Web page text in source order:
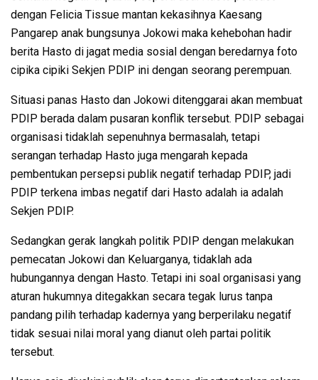
dengan Felicia Tissue mantan kekasihnya Kaesang
Pangarep anak bungsunya Jokowi maka kehebohan hadir
berita Hasto di jagat media sosial dengan beredarnya foto
cipika cipiki Sekjen PDIP ini dengan seorang perempuan.
Situasi panas Hasto dan Jokowi ditenggarai akan membuat
PDIP berada dalam pusaran konflik tersebut. PDIP sebagai
organisasi tidaklah sepenuhnya bermasalah, tetapi
serangan terhadap Hasto juga mengarah kepada
pembentukan persepsi publik negatif terhadap PDIP, jadi
PDIP terkena imbas negatif dari Hasto adalah ia adalah
Sekjen PDIP.
Sedangkan gerak langkah politik PDIP dengan melakukan
pemecatan Jokowi dan Keluarganya, tidaklah ada
hubungannya dengan Hasto. Tetapi ini soal organisasi yang
aturan hukumnya ditegakkan secara tegak lurus tanpa
pandang pilih terhadap kadernya yang berperilaku negatif
tidak sesuai nilai moral yang dianut oleh partai politik
tersebut.